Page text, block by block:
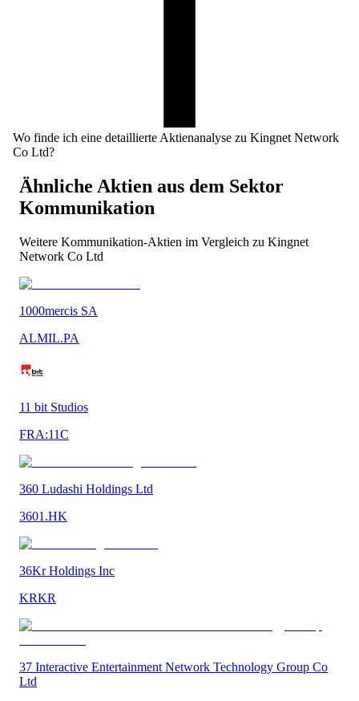
Wo finde ich eine detaillierte Aktienanalyse zu Kingnet Network
Co Ltd?
Ähnliche Aktien aus dem Sektor
Kommunikation
Weitere Kommunikation-Aktien im Vergleich zu Kingnet
Network Co Ltd
1000mercis SA
ALMIL.PA
11 bit Studios
FRA:11C
360 Ludashi Holdings Ltd
3601.HK
36Kr Holdings Inc
KRKR
37 Interactive Entertainment Network Technology Group Co
Ltd